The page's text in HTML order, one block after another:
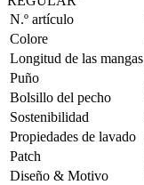
N.º artículo
Colore
Longitud de las mangas
Puño
Bolsillo del pecho
Sostenibilidad
Propiedades de lavado
Patch
Diseño & Motivo